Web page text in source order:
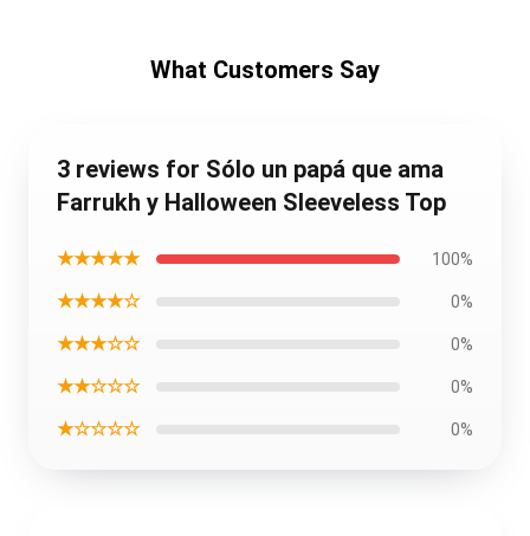
What Customers Say
3 reviews for Sólo un papá que ama
Farrukh y Halloween Sleeveless Top
★★★★★ 100%
★★★★☆ 0%
★★★☆☆ 0%
★★☆☆☆ 0%
★☆☆☆☆ 0%